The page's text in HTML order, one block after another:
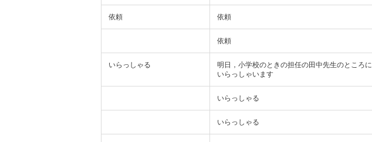
依頼 依頼
依頼
いらっしゃる
明日，小学校のときの担任の田中先生のところに
いらっしゃいます
いらっしゃる
いらっしゃる